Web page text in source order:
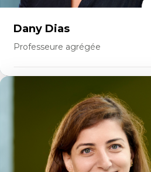
Dany Dias
Professeure agrégée
Pédagogies critiques et justice sociale
Éthique relationnelle et sollicitude en
Décolonisation et autochtonisation de
formation à l’enseignement
Littératie et didactique du français
Éducation inclusive
Formation à l’enseignement en